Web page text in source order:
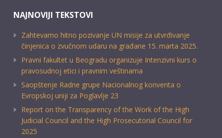
NAJNOVIJI TEKSTOVI
Zahtevamo hitno pozivanje UN misije za utvrđivanje
činjenica o zvučnom udaru na građane 15. marta 2025.
Pravni fakultet u Beogradu organizuje Intenzivni kurs o
pravosudnoj etici i pravnim veštinama
Saopštenje Radne grupe Nacionalnog konventa o
Evropskoj uniji za Poglavlje 23
Report on the Transparency of the Work of the High
Judicial Council and the High Prosecutorial Council for
2025